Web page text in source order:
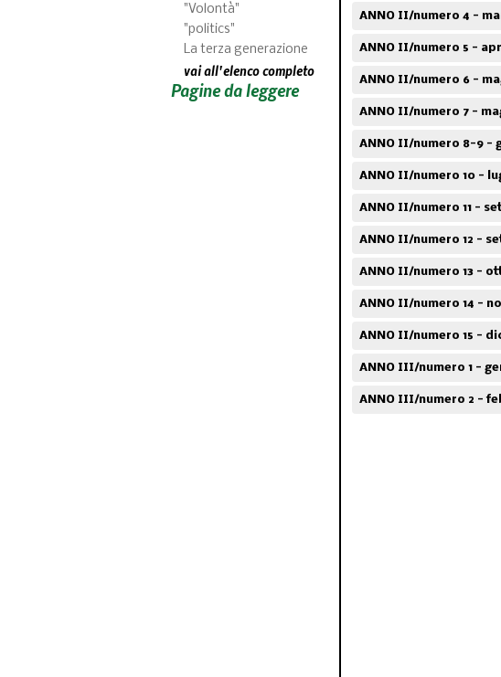
"Volontà"
"politics"
La terza generazione
vai all'elenco completo
Pagine da leggere
ANNO II/numero 4 -
ANNO II/numero 5 -
ANNO II/numero 6 -
ANNO II/numero 7 -
ANNO II/numero 8-9 -
ANNO II/numero 10 -
ANNO II/numero 11 -
ANNO II/numero 12 -
ANNO II/numero 13 -
ANNO II/numero 14 -
ANNO II/numero 15 -
ANNO III/numero 1 -
ANNO III/numero 2 -